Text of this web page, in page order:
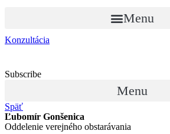
Menu
Konzultácia
Subscribe
Menu
Späť
Ľubomír Gonšenica
Oddelenie verejného obstarávania